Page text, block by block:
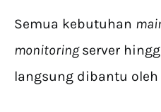
Semua kebutuhan
monitoringserver
langsung dibantu oleh